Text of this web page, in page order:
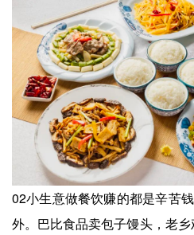
02小生意做餐饮赚的都是辛苦
外。巴比食品卖包子馒头，老